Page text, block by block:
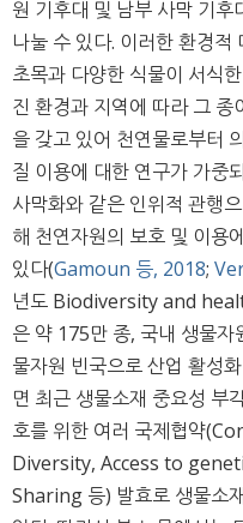
원 기후대 및 남부 사막 기
나눌 수 있다. 이러한 환경
초목과 다양한 식물이 서식
진 환경과 지역에 따라 그 종
을 갖고 있어 천연물로부터
질 이용에 대한 연구가 가중
사막화와 같은 인위적 관행
해 천연자원의 보호 및 이용
있다(Gamoun 등, 2018;
년도 Biodiversity and
은 약 175만 종, 국내 생물
물자원 빈국으로 산업 활성
면 최근 생물소재 중요성 부
호를 위한 여러 국제협약
Diversity, Access to
Sharing 등) 발효로 생물소